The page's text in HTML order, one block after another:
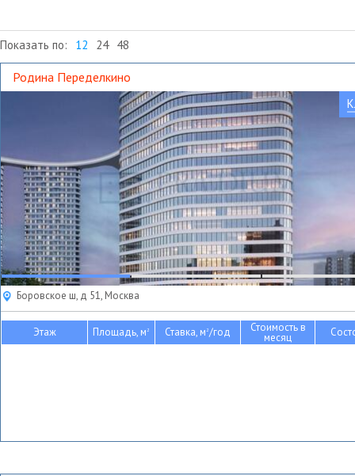
Показать по: 12 24 48
Родина Переделкино
Боровское ш, д 51, Москва
Этаж Площадь, м2 Ставка, м2/год Стоимость в
месяц